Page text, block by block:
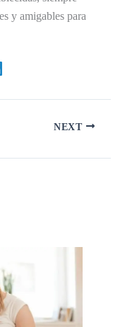
y amigables para
NEXT